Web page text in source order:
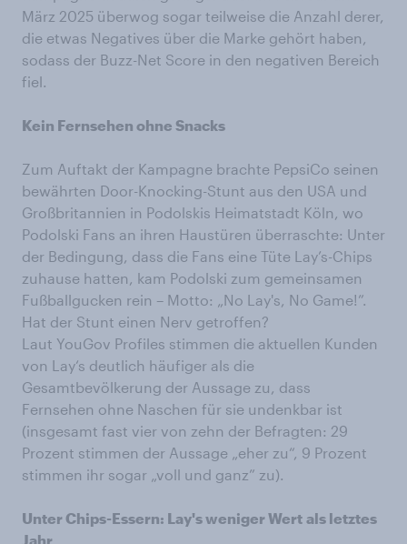
März 2025 überwog sogar teilweise die Anzahl derer,
die etwas Negatives über die Marke gehört haben,
sodass der Buzz-Net Score in den negativen Bereich
fiel.
Kein Fernsehen ohne Snacks
Zum Auftakt der Kampagne brachte PepsiCo seinen
bewährten Door-Knocking-Stunt aus den USA und
Großbritannien in Podolskis Heimatstadt Köln, wo
Podolski Fans an ihren Haustüren überraschte: Unter
der Bedingung, dass die Fans eine Tüte Lay’s-Chips
zuhause hatten, kam Podolski zum gemeinsamen
Fußballgucken rein – Motto: „No Lay's, No Game!”.
Hat der Stunt einen Nerv getroffen?
Laut YouGov Profiles stimmen die aktuellen Kunden
von Lay‘s deutlich häufiger als die
Gesamtbevölkerung der Aussage zu, dass
Fernsehen ohne Naschen für sie undenkbar ist
(insgesamt fast vier von zehn der Befragten: 29
Prozent stimmen der Aussage „eher zu“, 9 Prozent
stimmen ihr sogar „voll und ganz” zu).
Unter Chips-Essern: Lay's weniger Wert als letztes
Jahr